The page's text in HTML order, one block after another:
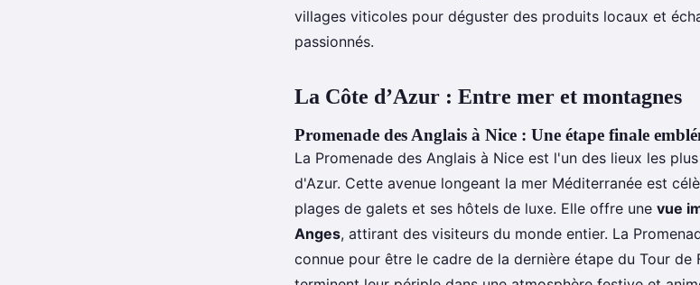
villages viticoles pour déguster des produits locaux et
passionnés.
La Côte d’Azur : Entre mer et montagnes
Promenade des Anglais à Nice : Une étape finale
La Promenade des Anglais à Nice est l'un des lieux les
d'Azur. Cette avenue longeant la mer Méditerranée est
plages de galets et ses hôtels de luxe. Elle offre une vue
Anges, attirant des visiteurs du monde entier. La
connue pour être le cadre de la dernière étape du Tour de